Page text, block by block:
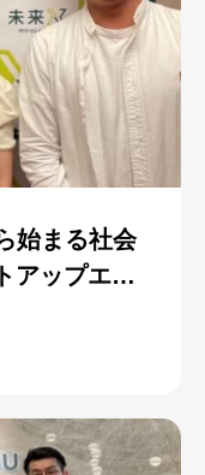
始まる社会
アップエコ